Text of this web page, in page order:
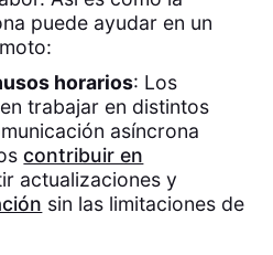
puede ayudar en un
horarios: Los
trabajar en distintos
asíncrona
contribuir en
actualizaciones y
sin las limitaciones de